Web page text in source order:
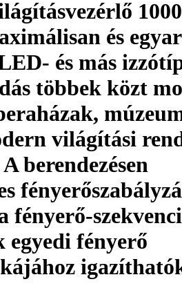
és
és más
többek közt
világítási
berendezésen
fényerő-
egyedi fényerő